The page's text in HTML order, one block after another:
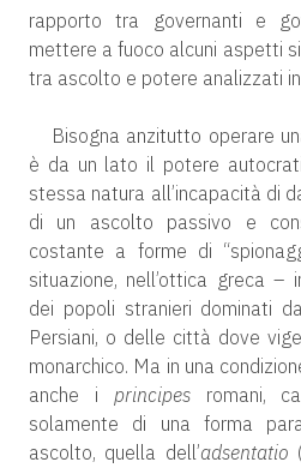
rapporto tra governanti e
mettere a fuoco alcuni aspetti
tra ascolto e potere analizzati
Bisogna anzitutto operare
è da un lato il potere
stessa natura all’incapacità di
di un ascolto passivo e
costante a forme di
situazione, nell’ottica greca –
dei popoli stranieri dominati
Persiani, o delle città dove
monarchico. Ma in una
anche i principesromani,
solamente di una forma
ascolto, quella dell’adsentatio